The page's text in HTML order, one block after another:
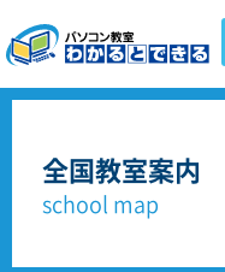
全国教室案内
school map